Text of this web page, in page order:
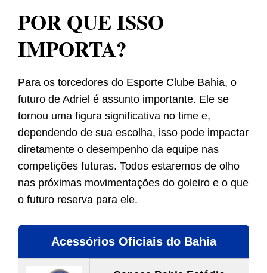
POR QUE ISSO
IMPORTA?
Para os torcedores do Esporte Clube Bahia, o
futuro de Adriel é assunto importante. Ele se
tornou uma figura significativa no time e,
dependendo de sua escolha, isso pode impactar
diretamente o desempenho da equipe nas
competições futuras. Todos estaremos de olho
nas próximas movimentações do goleiro e o que
o futuro reserva para ele.
Acessórios Oficiais do Bahia